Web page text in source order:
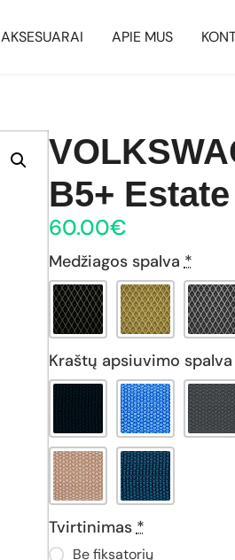
AKSESUARAI APIE MUS
B5+
60.00€
Medžiagos spalva *
Kraštų apsiuvimo spalva
Tvirtinimas *
Be fiksatorių